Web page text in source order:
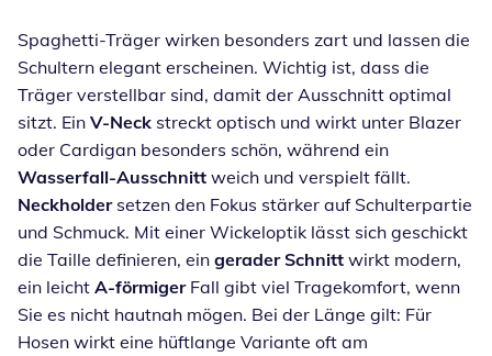
Spaghetti-Träger wirken besonders zart und lassen die
Schultern elegant erscheinen. Wichtig ist, dass die
Träger verstellbar sind, damit der Ausschnitt optimal
sitzt. Ein V-Neck streckt optisch und wirkt unter Blazer
oder Cardigan besonders schön, während ein
Wasserfall-Ausschnitt weich und verspielt fällt.
Neckholdersetzen den Fokus stärker auf Schulterpartie
und Schmuck. Mit einer Wickeloptik lässt sich geschickt
die Taille definieren, ein gerader Schnitt wirkt modern,
ein leicht A-förmigerFall gibt viel Tragekomfort, wenn
Sie es nicht hautnah mögen. Bei der Länge gilt: Für
Hosen wirkt eine hüftlange Variante oft am